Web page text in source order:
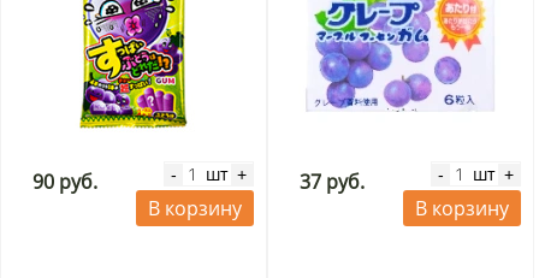
90 руб. - шт +
В корзину
37 руб. - шт +
В корзину